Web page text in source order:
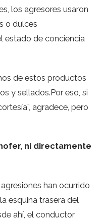
los agresores usaron
o dulces
estado de conciencia
de estos productos
y sellados.Por eso, si
agradece, pero
ni directamente
han ocurrido
esquina trasera del
ahí, el conductor